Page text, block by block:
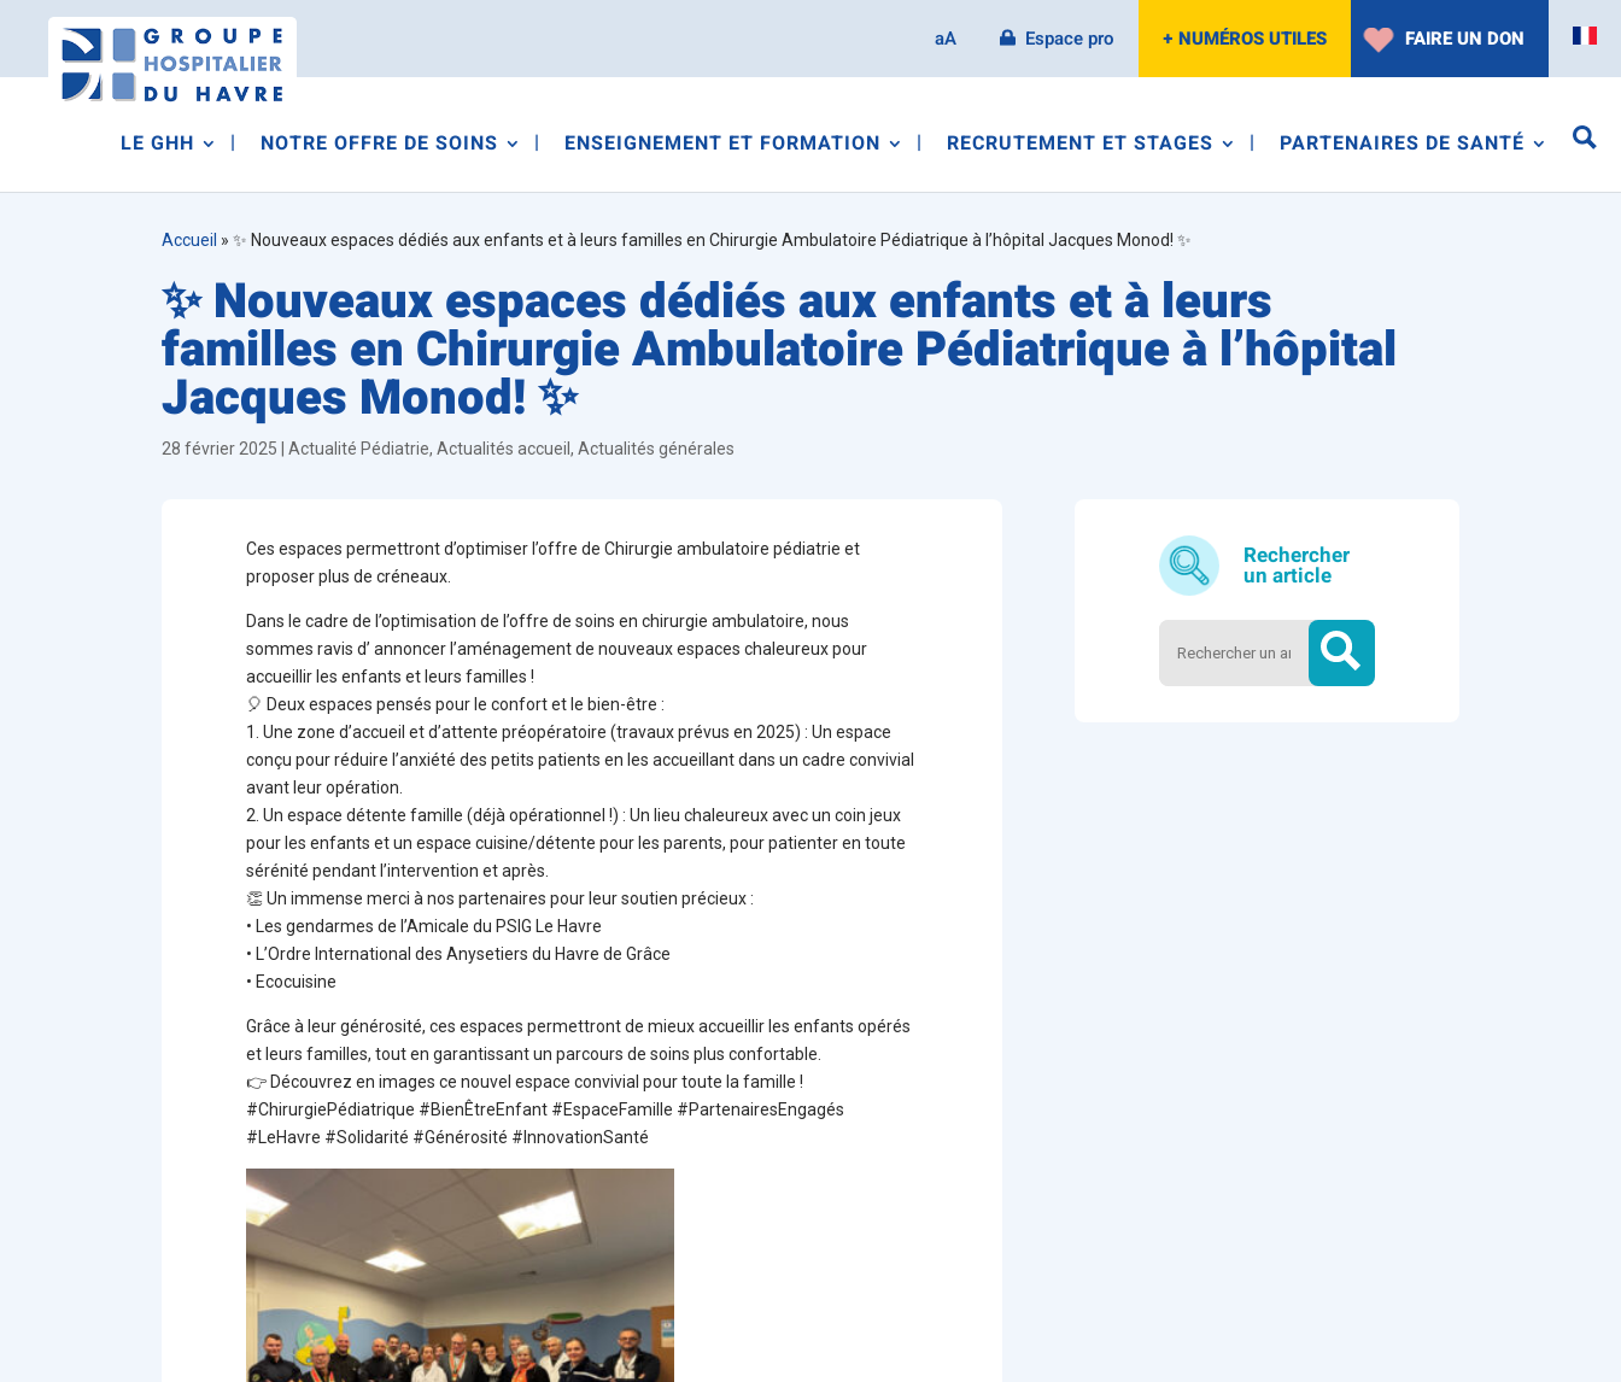
aA Espace pro + NUMÉROS UTILES FAIRE UN DON
LE GHH NOTRE OFFRE DE SOINS ENSEIGNEMENT ET FORMATION RECRUTEMENT ET STAGES PARTENAIRES DE SANTÉ
Accueil »✨ Nouveaux espaces dédiés aux enfants et à leurs familles en Chirurgie Ambulatoire Pédiatrique à l’hôpital Jacques Monod! ✨
✨ Nouveaux espaces dédiés aux enfants et à leurs
familles en Chirurgie Ambulatoire Pédiatrique à l’hôpital
Jacques Monod! ✨
28 février 2025 |Actualité Pédiatrie,Actualités accueil,Actualités générales
Ces espaces permettront d’optimiser l’offre de Chirurgie ambulatoire pédiatrie et
proposer plus de créneaux.
Dans le cadre de l’optimisation de l’offre de soins en chirurgie ambulatoire, nous
sommes ravis d’ annoncer l’aménagement de nouveaux espaces chaleureux pour
accueillir les enfants et leurs familles !
🎈 Deux espaces pensés pour le confort et le bien-être :
1️. Une zone d’accueil et d’attente préopératoire (travaux prévus en 2025) : Un espace
conçu pour réduire l’anxiété des petits patients en les accueillant dans un cadre convivial
avant leur opération.
2️. Un espace détente famille (déjà opérationnel !) : Un lieu chaleureux avec un coin jeux
pour les enfants et un espace cuisine/détente pour les parents, pour patienter en toute
sérénité pendant l’intervention et après.
👏 Un immense merci à nos partenaires pour leur soutien précieux :
• Les gendarmes de l’Amicale du PSIG Le Havre
• L’Ordre International des Anysetiers du Havre de Grâce
• Ecocuisine
Grâce à leur générosité, ces espaces permettront de mieux accueillir les enfants opérés
et leurs familles, tout en garantissant un parcours de soins plus confortable.
👉 Découvrez en images ce nouvel espace convivial pour toute la famille !
#ChirurgiePédiatrique #BienÊtreEnfant #EspaceFamille #PartenairesEngagés
#LeHavre #Solidarité #Générosité #InnovationSanté
Rechercher
un article